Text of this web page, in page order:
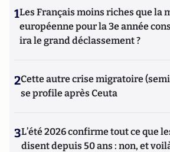
1Les Français moins riches que la
européenne pour la 3e année
ira le grand déclassement ?
2Cette autre crise migratoire
se profile après Ceuta
3L’été 2026 confirme tout ce que
disent depuis 50 ans : non, et